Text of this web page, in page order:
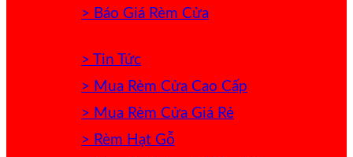
> Báo Giá Rèm Cửa
> Tin Tức
> Mua Rèm Cửa Cao Cấp
> Mua Rèm Cửa Giá Rẻ
> Rèm Hạt Gỗ